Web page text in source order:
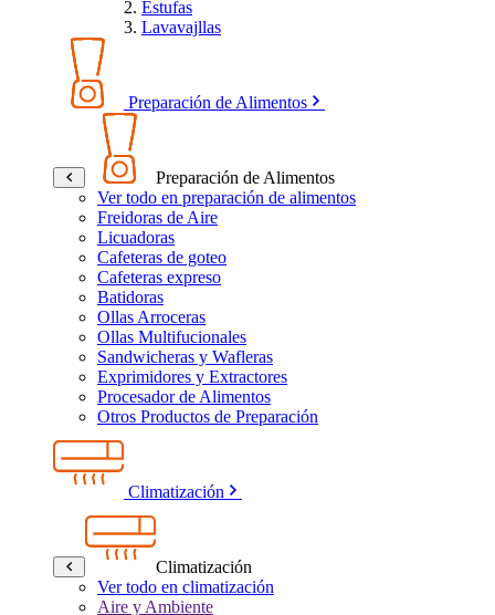
Estufas
Lavavajllas
Preparación de Alimentos
Preparación de Alimentos
Ver todo en preparación de alimentos
Freidoras de Aire
Licuadoras
Cafeteras de goteo
Cafeteras expreso
Batidoras
Ollas Arroceras
Ollas Multifucionales
Sandwicheras y Wafleras
Exprimidores y Extractores
Procesador de Alimentos
Otros Productos de Preparación
Climatización
Climatización
Ver todo en climatización
Aire y Ambiente